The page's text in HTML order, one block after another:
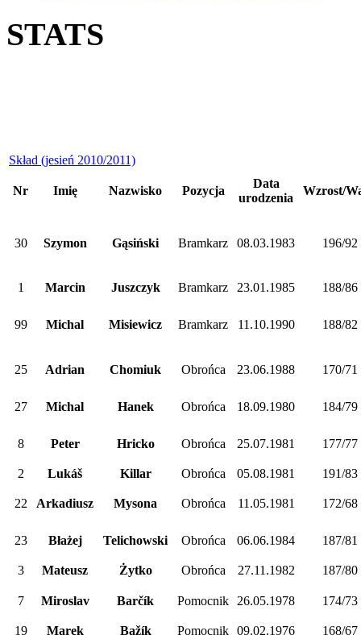
STATS
Skład (jesień 2010/2011)
Nr Imię Nazwisko Pozycja
Data
urodzenia
Wzrost/
30 Szymon Gąsiński Bramkarz 08.03.1983 196/92
1 Marcin Juszczyk Bramkarz 23.01.1985 188/86
99 Michal Misiewicz Bramkarz 11.10.1990 188/82
25 Adrian Chomiuk Obrońca 23.06.1988 170/71
27 Michal Hanek Obrońca 18.09.1980 184/79
8 Peter Hricko Obrońca 25.07.1981 177/77
2 Lukáš Killar Obrońca 05.08.1981 191/83
22 Arkadiusz Mysona Obrońca 11.05.1981 172/68
23 Błażej Telichowski Obrońca 06.06.1984 187/81
3 Mateusz Żytko Obrońca 27.11.1982 187/80
7 Miroslav Barčík Pomocnik 26.05.1978 174/73
19 Marek Bažík Pomocnik 09.02.1976 168/67